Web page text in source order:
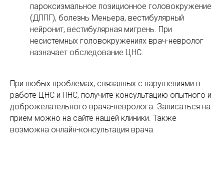
пароксизмальное позиционное головокружение
(ДППГ), болезнь Меньера, вестибулярный
нейронит, вестибулярная мигрень. При
несистемных головокружениях врач-невролог
назначает обследование ЦНС.
При любых проблемах, связанных с нарушениями в
работе ЦНС и ПНС, получите консультацию опытного и
доброжелательного врача-невролога. Записаться на
прием можно на сайте нашей клиники. Также
возможна онлайн-консультация врача.